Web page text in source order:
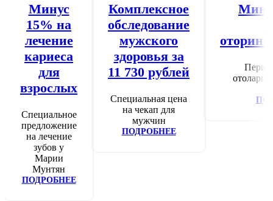
Минус
15% на
лечение
кариеса
для
взрослых
Специальное
предложение
на лечение
зубов у
Марии
Мунтян
ПОДРОБНЕЕ
Комплексное
обследование
мужского
здоровья за
11 730 рублей
Специальная цена
на чекап для
мужчин
ПОДРОБНЕЕ